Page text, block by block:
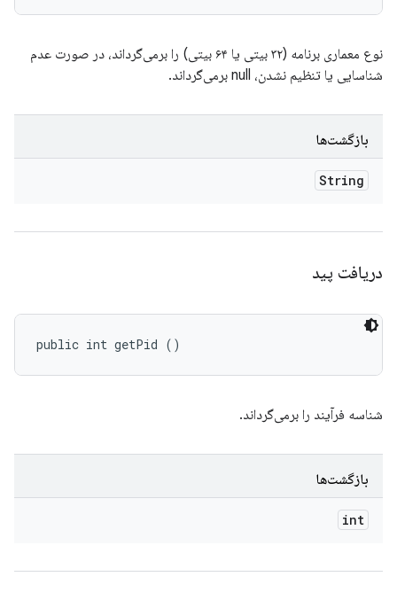
نوع معماری برنامه (۳۲ بیتی یا ۶۴ بیتی) را برمی‌گرداند، در صورت عدم
شناسایی یا تنظیم نشدن، null برمی‌گرداند.
بازگشت‌ها
String
دریافت پید
public int getPid ()
شناسه فرآیند را برمی‌گرداند.
بازگشت‌ها
int